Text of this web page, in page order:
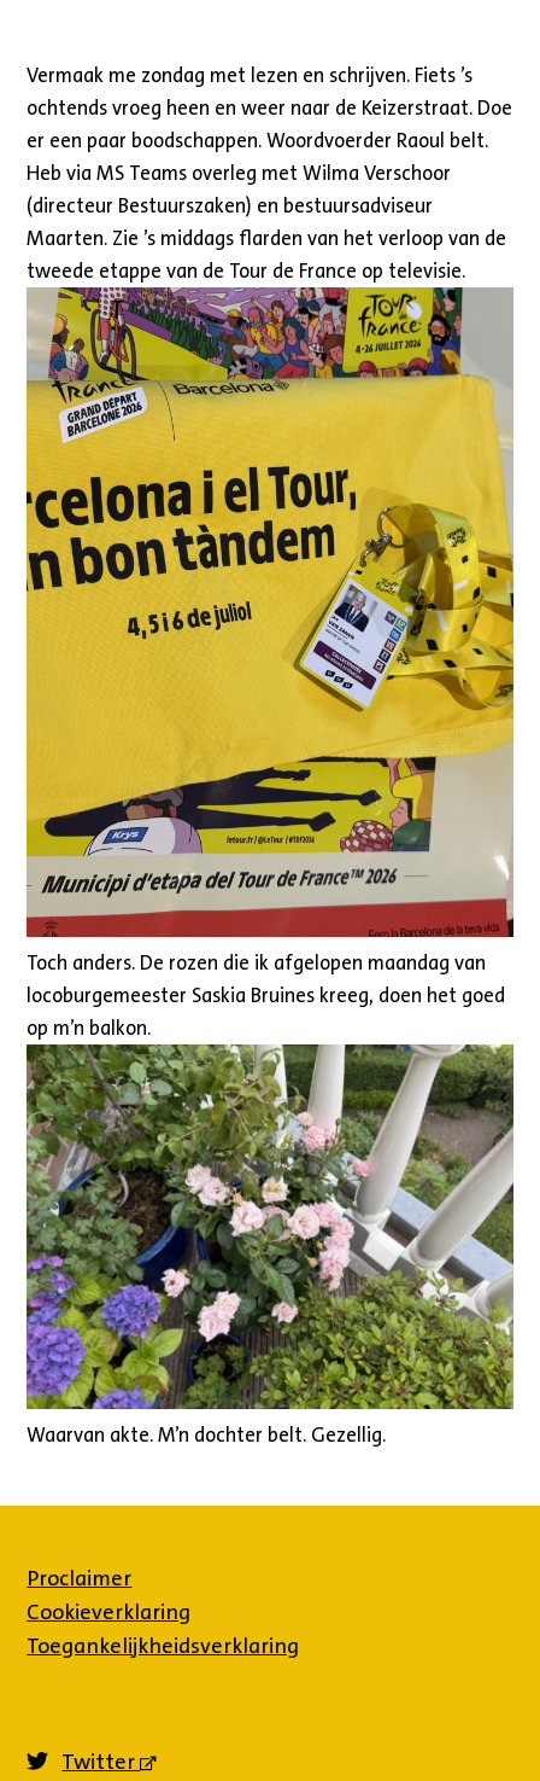
Vermaak me zondag met lezen en schrijven. Fiets ’s
ochtends vroeg heen en weer naar de Keizerstraat. Doe
er een paar boodschappen. Woordvoerder Raoul belt.
Heb via MS Teams overleg met Wilma Verschoor
(directeur Bestuurszaken) en bestuursadviseur
Maarten. Zie ’s middags flarden van het verloop van de
tweede etappe van de Tour de France op televisie.
Toch anders. De rozen die ik afgelopen maandag van
locoburgemeester Saskia Bruines kreeg, doen het goed
op m’n balkon.
Waarvan akte. M’n dochter belt. Gezellig.
Proclaimer
Cookieverklaring
Toegankelijkheidsverklaring
Twitter
(externe